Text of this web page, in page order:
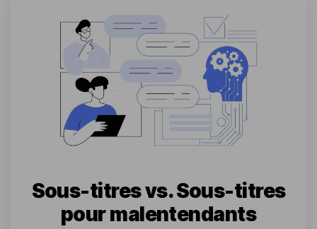
Sous-titres vs. Sous-titres
pour malentendants